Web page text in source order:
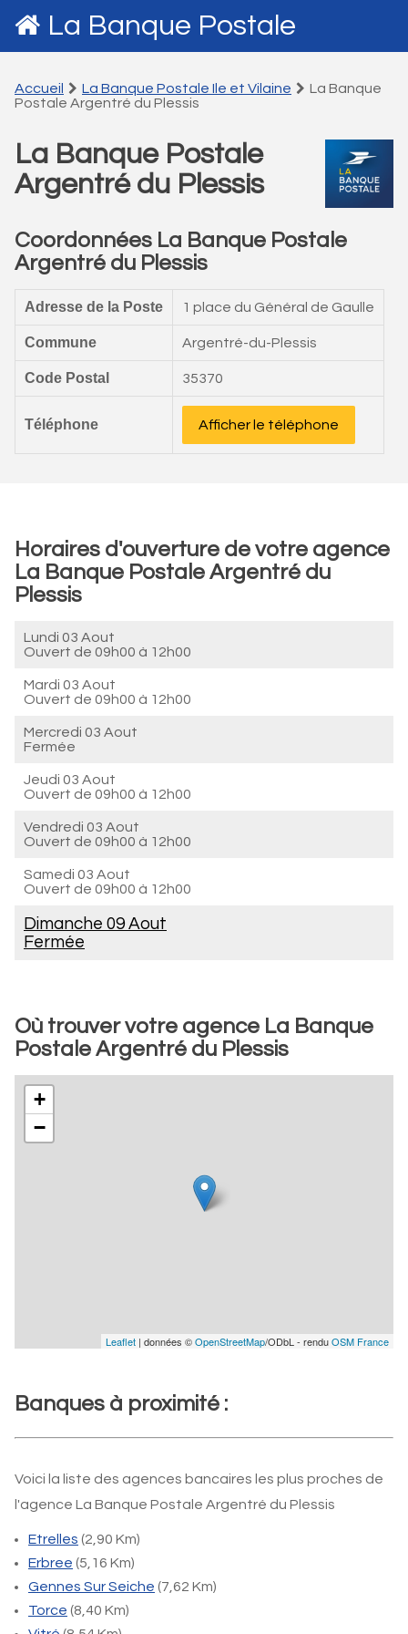
La Banque Postale
Accueil La Banque Postale Ile et Vilaine
La Banque
Postale Argentré du Plessis
La Banque Postale
Argentré du Plessis
Coordonnées La Banque Postale
Argentré du Plessis
Adresse de la Poste 1 place du Général de Gaulle
Commune Argentré-du-Plessis
Code Postal 35370
Téléphone Afficher le téléphone
Horaires d'ouverture de votre agence
La Banque Postale Argentré du
Plessis
Lundi 03 Aout
Ouvert de 09h00 à 12h00
Mardi 03 Aout
Ouvert de 09h00 à 12h00
Mercredi 03 Aout
Fermée
Jeudi 03 Aout
Ouvert de 09h00 à 12h00
Vendredi 03 Aout
Ouvert de 09h00 à 12h00
Samedi 03 Aout
Ouvert de 09h00 à 12h00
Dimanche 09 Aout
Fermée
Où trouver votre agence La Banque
Postale Argentré du Plessis
+
−
Leaflet | données ©OpenStreetMap/ODbL - renduOSM France
Banques à proximité :
Voici la liste des agences bancaires les plus proches de
l'agence La Banque Postale Argentré du Plessis
Etrelles (2,90 Km)
Erbree (5,16 Km)
Gennes Sur Seiche (7,62 Km)
Torce (8,40 Km)